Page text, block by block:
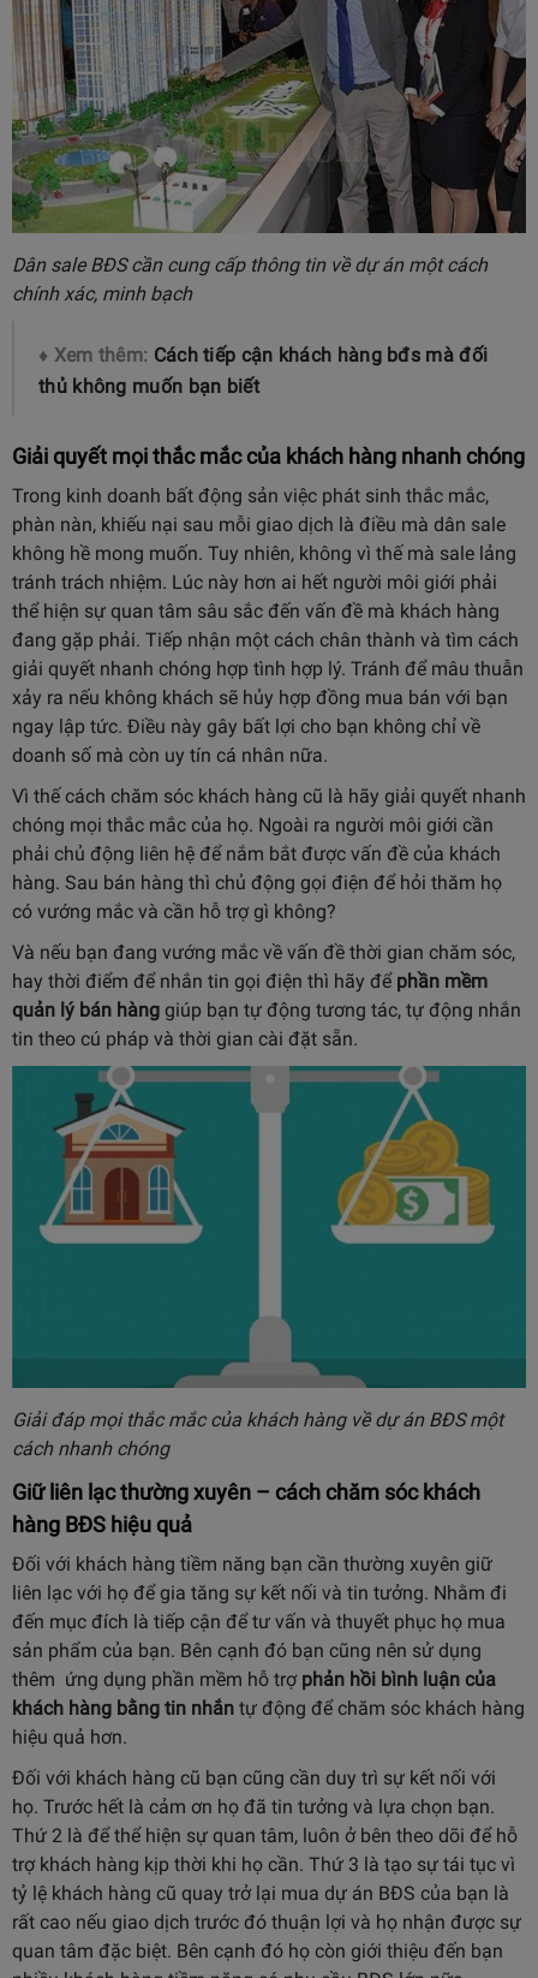
Dân sale BĐS cần cung cấp thông tin về dự án một cách
chính xác, minh bạch
♦ Xem thêm: Cách tiếp cận khách hàng bđs mà đối
thủ không muốn bạn biết
Giải quyết mọi thắc mắc của khách hàng nhanh chóng
Trong kinh doanh bất động sản việc phát sinh thắc mắc,
phàn nàn, khiếu nại sau mỗi giao dịch là điều mà dân sale
không hề mong muốn. Tuy nhiên, không vì thế mà sale lảng
tránh trách nhiệm. Lúc này hơn ai hết người môi giới phải
thể hiện sự quan tâm sâu sắc đến vấn đề mà khách hàng
đang gặp phải. Tiếp nhận một cách chân thành và tìm cách
giải quyết nhanh chóng hợp tình hợp lý. Tránh để mâu thuẫn
xảy ra nếu không khách sẽ hủy hợp đồng mua bán với bạn
ngay lập tức. Điều này gây bất lợi cho bạn không chỉ về
doanh số mà còn uy tín cá nhân nữa.
Vì thế cách chăm sóc khách hàng cũ là hãy giải quyết nhanh
chóng mọi thắc mắc của họ. Ngoài ra người môi giới cần
phải chủ động liên hệ để nắm bắt được vấn đề của khách
hàng. Sau bán hàng thì chủ động gọi điện để hỏi thăm họ
có vướng mắc và cần hỗ trợ gì không?
Và nếu bạn đang vướng mắc về vấn đề thời gian chăm sóc,
hay thời điểm để nhắn tin gọi điện thì hãy để phần mềm
quản lý bán hàng giúp bạn tự động tương tác, tự động nhắn
tin theo cú pháp và thời gian cài đặt sẵn.
Giải đáp mọi thắc mắc của khách hàng về dự án BĐS một
cách nhanh chóng
Giữ liên lạc thường xuyên – cách chăm sóc khách
hàng BĐS hiệu quả
Đối với khách hàng tiềm năng bạn cần thường xuyên giữ
liên lạc với họ để gia tăng sự kết nối và tin tưởng. Nhằm đi
đến mục đích là tiếp cận để tư vấn và thuyết phục họ mua
sản phẩm của bạn. Bên cạnh đó bạn cũng nên sử dụng
thêm ứng dụng phần mềm hỗ trợ phản hồi bình luận của
khách hàng bằng tin nhắn tự động để chăm sóc khách hàng
hiệu quả hơn.
Đối với khách hàng cũ bạn cũng cần duy trì sự kết nối với
họ. Trước hết là cảm ơn họ đã tin tưởng và lựa chọn bạn.
Thứ 2 là để thể hiện sự quan tâm, luôn ở bên theo dõi để hỗ
trợ khách hàng kịp thời khi họ cần. Thứ 3 là tạo sự tái tục vì
tỷ lệ khách hàng cũ quay trở lại mua dự án BĐS của bạn là
rất cao nếu giao dịch trước đó thuận lợi và họ nhận được sự
quan tâm đặc biệt. Bên cạnh đó họ còn giới thiệu đến bạn